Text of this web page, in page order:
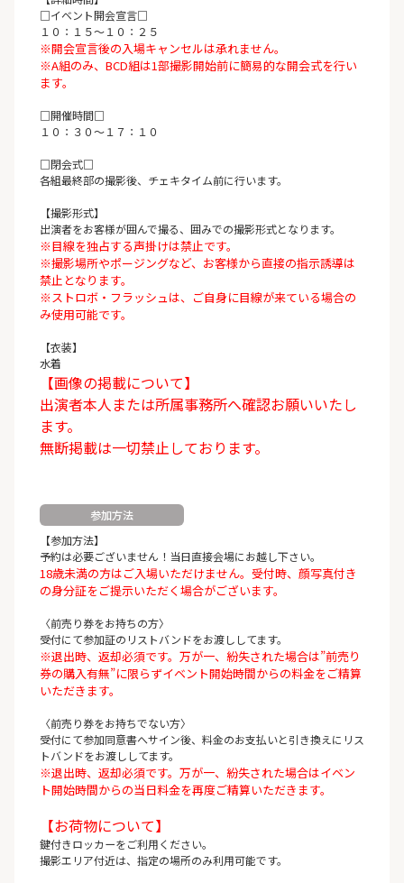
□イベント開会宣言□
１０：１５～１０：２５
※開会宣言後の入場キャンセルは承れません。
※A組のみ、BCD組は1部撮影開始前に簡易的な開会式を行い
ます。
□開催時間□
１０：３０～１７：１０
□閉会式□
各組最終部の撮影後、チェキタイム前に行います。
【撮影形式】
出演者をお客様が囲んで撮る、囲みでの撮影形式となります。
※目線を独占する声掛けは禁止です。
※撮影場所やポージングなど、お客様から直接の指示誘導は
禁止となります。
※ストロボ・フラッシュは、ご自身に目線が来ている場合の
み使用可能です。
【衣装】
水着
【画像の掲載について】
出演者本人または所属事務所へ確認お願いいたし
ます。
無断掲載は一切禁止しております。
参加方法
【参加方法】
予約は必要ございません！当日直接会場にお越し下さい。
18歳未満の方はご入場いただけません。受付時、顔写真付き
の身分証をご提示いただく場合がございます。
〈前売り券をお持ちの方〉
受付にて参加証のリストバンドをお渡ししてます。
※退出時、返却必須です。万が一、紛失された場合は”前売り
券の購入有無”に限らずイベント開始時間からの料金をご精算
いただきます。
〈前売り券をお持ちでない方〉
受付にて参加同意書へサイン後、料金のお支払いと引き換えにリス
トバンドをお渡ししてます。
※退出時、返却必須です。万が一、紛失された場合はイベン
ト開始時間からの当日料金を再度ご精算いただきます。
【お荷物について】
鍵付きロッカーをご利用ください。
撮影エリア付近は、指定の場所のみ利用可能です。